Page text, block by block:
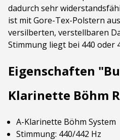
dadurch sehr
ist mit Gore-Tex-Polstern
versilberten, verstellbaren
Stimmung liegt bei 440 oder
Eigenschaften
Klarinette Böhm
A-Klarinette Böhm System
Stimmung: 440/442 Hz